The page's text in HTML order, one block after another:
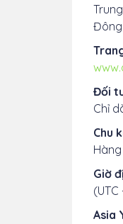
Đối
Chỉ
Chu
Giờ
Asia